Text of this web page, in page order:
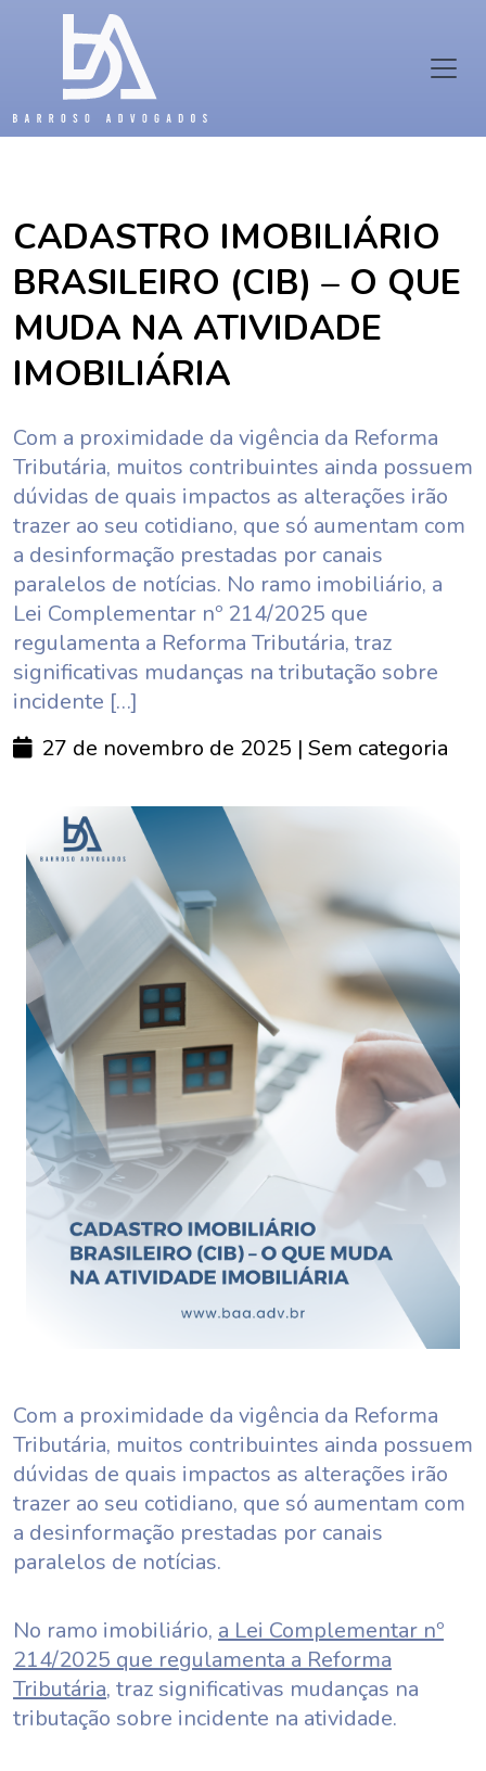
CADASTRO IMOBILIÁRIO
BRASILEIRO (CIB) – O QUE
MUDA NA ATIVIDADE
IMOBILIÁRIA
Com a proximidade da vigência da Reforma
Tributária, muitos contribuintes ainda possuem
dúvidas de quais impactos as alterações irão
trazer ao seu cotidiano, que só aumentam com
a desinformação prestadas por canais
paralelos de notícias. No ramo imobiliário, a
Lei Complementar nº 214/2025 que
regulamenta a Reforma Tributária, traz
significativas mudanças na tributação sobre
incidente […]
27 de novembro de 2025 | Sem categoria
Com a proximidade da vigência da Reforma
Tributária, muitos contribuintes ainda possuem
dúvidas de quais impactos as alterações irão
trazer ao seu cotidiano, que só aumentam com
a desinformação prestadas por canais
paralelos de notícias.
No ramo imobiliário, a Lei Complementar nº
214/2025 que regulamenta a Reforma
Tributária, traz significativas mudanças na
tributação sobre incidente na atividade.